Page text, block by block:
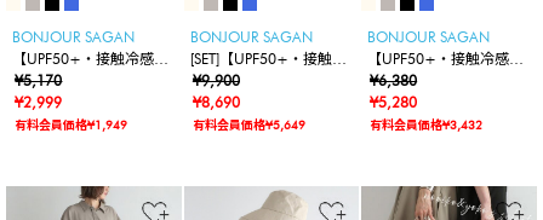
BONJOUR SAGAN
【UPF50+・接触冷感・
撥水】【水陸両用】ラッ
シュガードショートパン
ツ
¥5,170
¥2,999
有料会員価格¥1,949
BONJOUR SAGAN
[SET]【UPF50+・接触冷
感・撥水】【水陸両用】
ラッシュガード2wayオ
ーバーサイズシャツ×シ
¥9,900
¥8,690
有料会員価格¥5,649
BONJOUR SAGAN
【UPF50+・接触冷感・
撥水】【水陸両用】ラッ
シュガード2wayオーバ
ーサイズシャツ
¥6,380
¥5,280
有料会員価格¥3,432